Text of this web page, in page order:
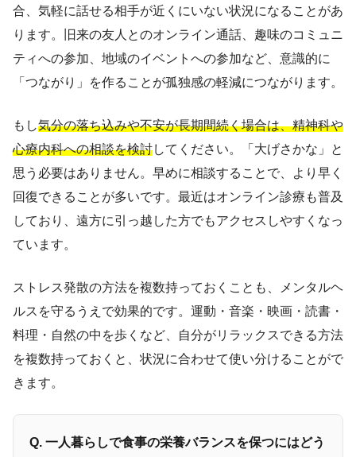
合、気軽に話せる相手が近くにいない状況になることがあ
ります。旧来の友人とのオンライン通話、趣味のコミュニ
ティへの参加、地域のイベントへの参加など、意識的に
「つながり」を作ることが孤独感の軽減につながります。
もし気分の落ち込みや不安が長期間続く場合は、精神科や
心療内科への相談を検討してください。「大げさかな」と
思う必要はありません。早めに相談することで、より早く
回復できることが多いです。最近はオンライン診療も普及
しており、遠方に引っ越した方でもアクセスしやすくなっ
ています。
ストレス発散の方法を複数持っておくことも、メンタルヘ
ルスを守るうえで効果的です。運動・音楽・映画・読書・
料理・自然の中を歩くなど、自分がリラックスできる方法
を複数持っておくと、状況に合わせて使い分けることがで
きます。
Q. 一人暮らしで食事の栄養バランスを保つにはどう